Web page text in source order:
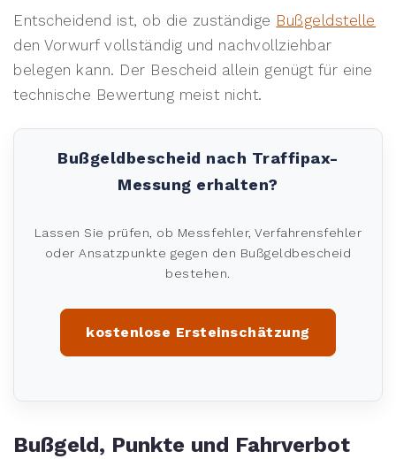
Entscheidend ist, ob die zuständige Bußgeldstelle
den Vorwurf vollständig und nachvollziehbar
belegen kann. Der Bescheid allein genügt für eine
technische Bewertung meist nicht.
Bußgeldbescheid nach Traffipax-
Messung erhalten?
Lassen Sie prüfen, ob Messfehler, Verfahrensfehler
oder Ansatzpunkte gegen den Bußgeldbescheid
bestehen.
kostenlose Ersteinschätzung
Bußgeld, Punkte und Fahrverbot